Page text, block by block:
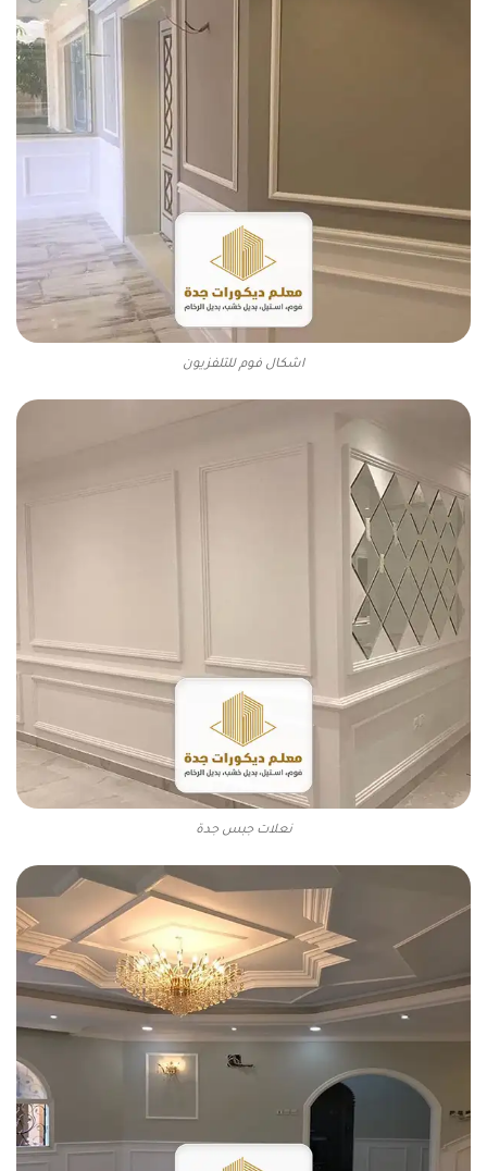
اشكال فوم للتلفزيون
نعلات جبس جدة